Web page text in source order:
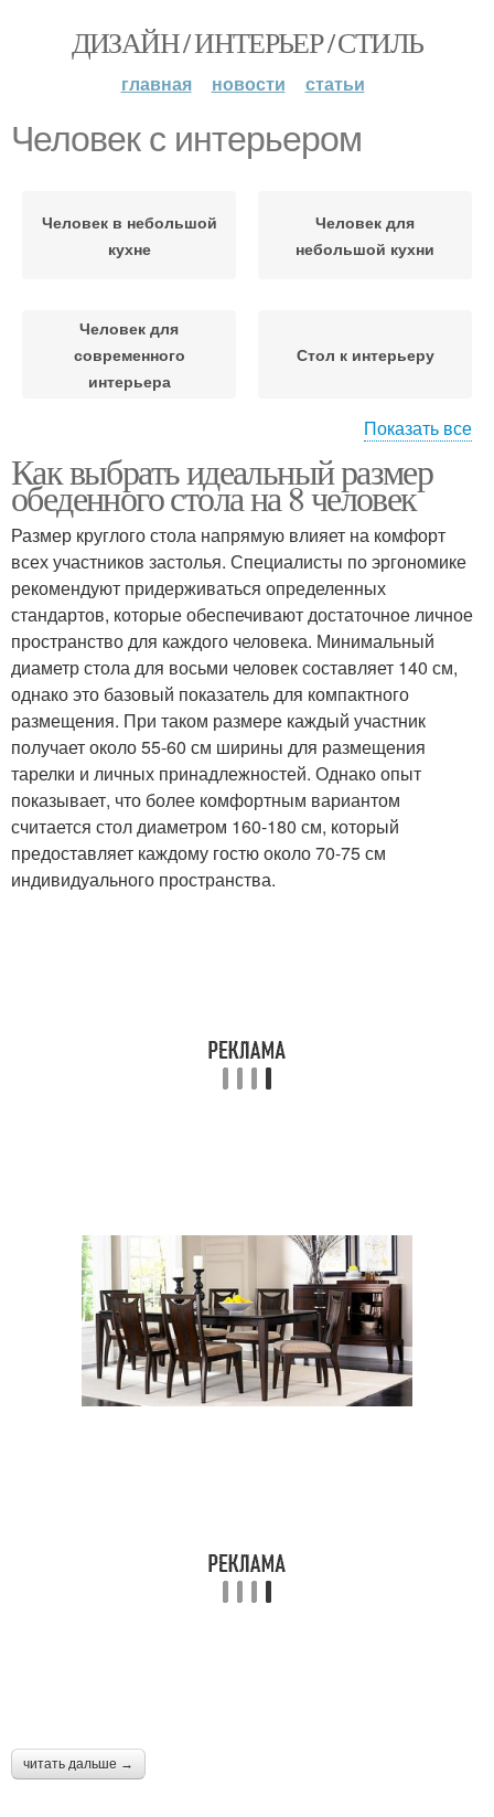
ДИЗАЙН / ИНТЕРЬЕР / СТИЛЬ
главная новости статьи
Человек с интерьером
Человек в небольшой
кухне
Человек для
небольшой кухни
Человек для
современного
интерьера
Стол к интерьеру
Человек в небольшом
помещении
Человек в комнате
Человек для
небольшой комнаты
Человек в маленькой
Человек для дачи
Человек в небольшое
помещение
Человек для
максимального
комфорта
Показать все
Как выбрать идеальный размер
обеденного стола на 8 человек
Размер круглого стола напрямую влияет на комфорт
всех участников застолья. Специалисты по эргономике
рекомендуют придерживаться определенных
стандартов, которые обеспечивают достаточное личное
пространство для каждого человека. Минимальный
диаметр стола для восьми человек составляет 140 см,
однако это базовый показатель для компактного
размещения. При таком размере каждый участник
получает около 55-60 см ширины для размещения
тарелки и личных принадлежностей. Однако опыт
показывает, что более комфортным вариантом
считается стол диаметром 160-180 см, который
предоставляет каждому гостю около 70-75 см
индивидуального пространства.
читать дальше →